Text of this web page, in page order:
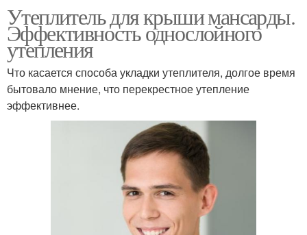
Утеплитель для крыши мансарды.
Эффективность однослойного
утепления
Что касается способа укладки утеплителя, долгое время
бытовало мнение, что перекрестное утепление
эффективнее.